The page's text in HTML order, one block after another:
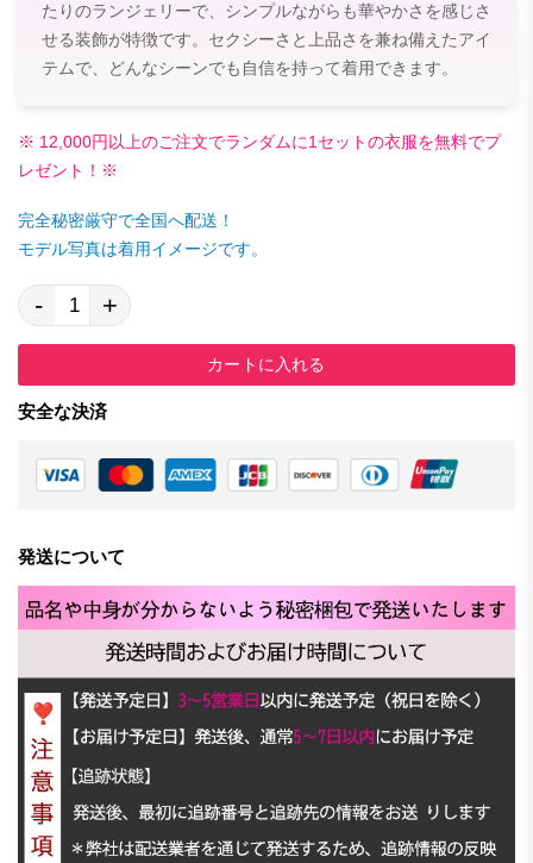
たりのランジェリーで、シンプルながらも華やかさを感じさ
せる装飾が特徴です。セクシーさと上品さを兼ね備えたアイ
テムで、どんなシーンでも自信を持って着用できます。
※ 12,000円以上のご注文でランダムに1セットの衣服を無料でプ
レゼント！※
完全秘密厳守で全国へ配送！
モデル写真は着用イメージです。
- +
カートに入れる
安全な決済
発送について